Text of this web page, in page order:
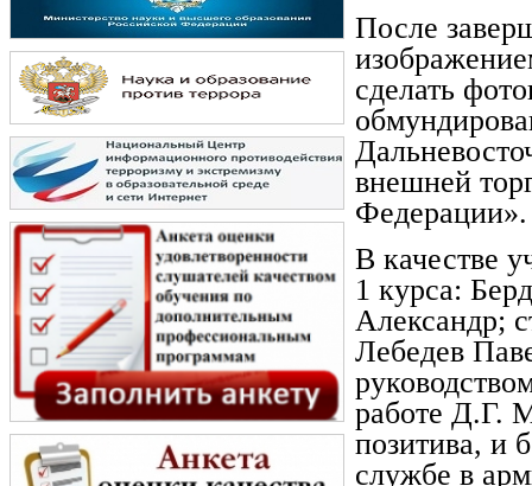
После
сделать
внешней
Федерации».
В качестве
1 курса:
Александр;
Лебедев
работе Д.Г.
позитива, и
службе в